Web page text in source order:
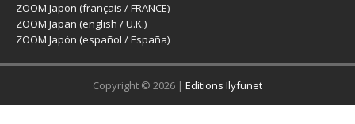
ZOOM Japon (français / FRANCE)
ZOOM Japan (english / U.K.)
ZOOM Japón (español / España)
Copyright © 2026 | Editions Ilyfunet